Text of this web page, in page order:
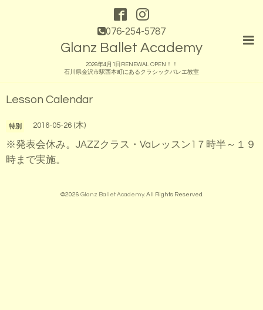
076-254-5787
Glanz Ballet Academy
2026年4月1日RENEWAL OPEN！！
石川県金沢市駅西本町にあるクラシックバレエ教室
Lesson Calendar
特別 2016-05-26 (木)
※発表会休み。JAZZクラス・Vaレッスン1７時半～１９
時まで実施。
©2026 Glanz Ballet Academy. All Rights Reserved.